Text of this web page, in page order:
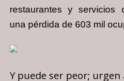
restaurantes y servicios
una pérdida de 603 mil
Y puede ser peor; urgen